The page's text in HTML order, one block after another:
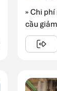
» Chi
cầu
đẩy ...